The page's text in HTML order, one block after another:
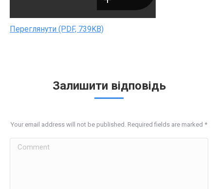
Переглянути (PDF, 739KB)
Залишити відповідь
Your email address will not be published. Required fields are marked *
Comment